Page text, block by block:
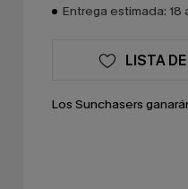
Entrega estimada: 18
LISTA
Los Sunchasers